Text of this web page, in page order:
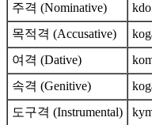
주격 (Nominative)
kdo
목적격 (Accusative)
여격 (Dative)
속격 (Genitive)
도구격 (Instrumental)